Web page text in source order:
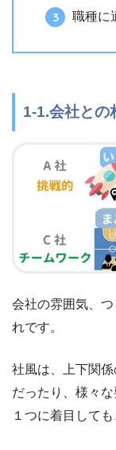
職種に
1-1.会社との
会社の雰囲気、
れです。
社風は、上下関
だったり、様々
１つに着目して